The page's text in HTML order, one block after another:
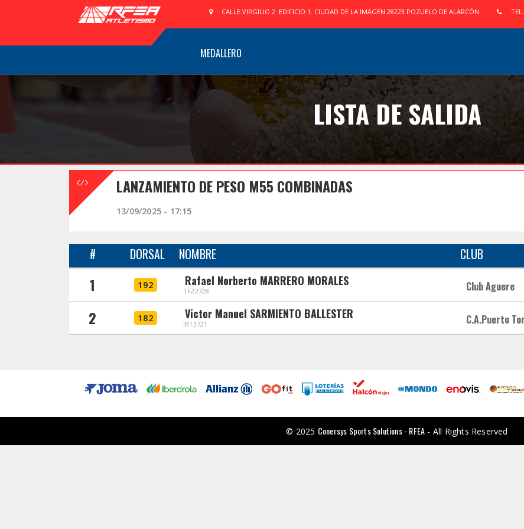
CALLE VIRGILIO 2. EDIFICIO 1. CIUDAD DE LA IMAGEN 28223 POZUELO DE ALARCÓN
MEDALLERO
LISTA DE SALIDA
LANZAMIENTO DE PESO M55 COMBINADAS
13/09/2025 - 17:15
# DORSAL NOMBRE CLUB
1 192 Rafael Norberto MARRERO MORALES
TF22728 Club Aguere
2 182 Victor Manuel SARMIENTO BALLESTER
IB13721 C.A.Puerto
© 2025 Conersys Sports Solutions - RFEA - All Rights Reserved